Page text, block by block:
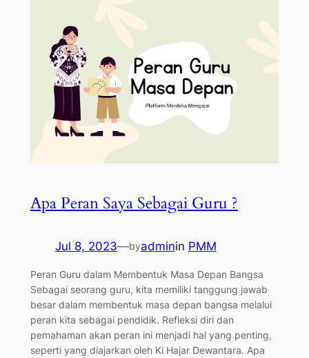
Apa Peran Saya Sebagai Guru ?
Jul 8, 2023—byadminin PMM
Peran Guru dalam Membentuk Masa Depan Bangsa
Sebagai seorang guru, kita memiliki tanggung jawab
besar dalam membentuk masa depan bangsa melalui
peran kita sebagai pendidik. Refleksi diri dan
pemahaman akan peran ini menjadi hal yang penting,
seperti yang diajarkan oleh Ki Hajar Dewantara. Apa